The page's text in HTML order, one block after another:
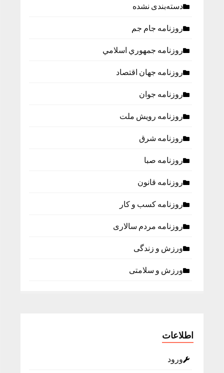
دسته‌بندی نشده
روزنامه جام جم
روزنامه جمهوري اسلامي
روزنامه جهان اقتصاد
روزنامه جوان
روزنامه رویش ملت
روزنامه شرق
روزنامه صبا
روزنامه قانون
روزنامه كسب و كار
روزنامه مردم سالاری
ورزش و زندگی
ورزش و سلامتی
اطلاعات
ورود